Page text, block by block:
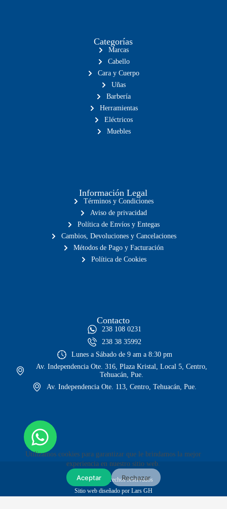
Utilizamos cookies para garantizar que le brindamos la mejor
experiencia en nuestro sitio web.
Aceptar Rechazar
Categorías
Marcas
Cabello
Cara y Cuerpo
Uñas
Barbería
Herramientas
Eléctricos
Muebles
Información Legal
Términos y Condiciones
Aviso de privacidad
Política de Envíos y Entegas
Cambios, Devoluciones y Cancelaciones
Métodos de Pago y Facturación
Política de Cookies
Contacto
238 108 0231
238 38 35992
Lunes a Sábado de 9 am a 8:30 pm
Av. Independencia Ote. 316, Plaza Kristal, Local 5, Centro,
Tehuacán, Pue.
Av. Independencia Ote. 113, Centro, Tehuacán, Pue.
© Todos los derechos reservados
Sitio web diseñado por Lars GH